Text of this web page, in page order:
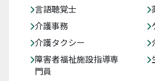
言語聴覚士
介護事務
介護タクシー
障害者福祉施設指導専
門員